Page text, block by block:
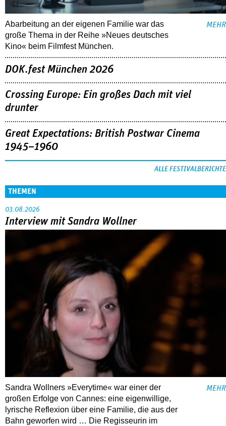
Abarbeitung an der eigenen Familie war das
große Thema in der Reihe »Neues deutsches
Kino« beim Filmfest München.
MEHR
DOK.fest München 2026
Crossing Europe: Ein großes Dach mit viel
drunter
Great Expectations: British Postwar Cinema
1945–1960
ALLE FESTIVALBERICHTE
THEMEN
03.08.2026
Interview mit Sandra Wollner
Sandra Wollners »Everytime« war einer der
großen Erfolge von Cannes: eine eigenwillige,
lyrische Reflexion über eine ­Familie, die aus der
Bahn geworfen wird … Die Regisseurin im
MEHR